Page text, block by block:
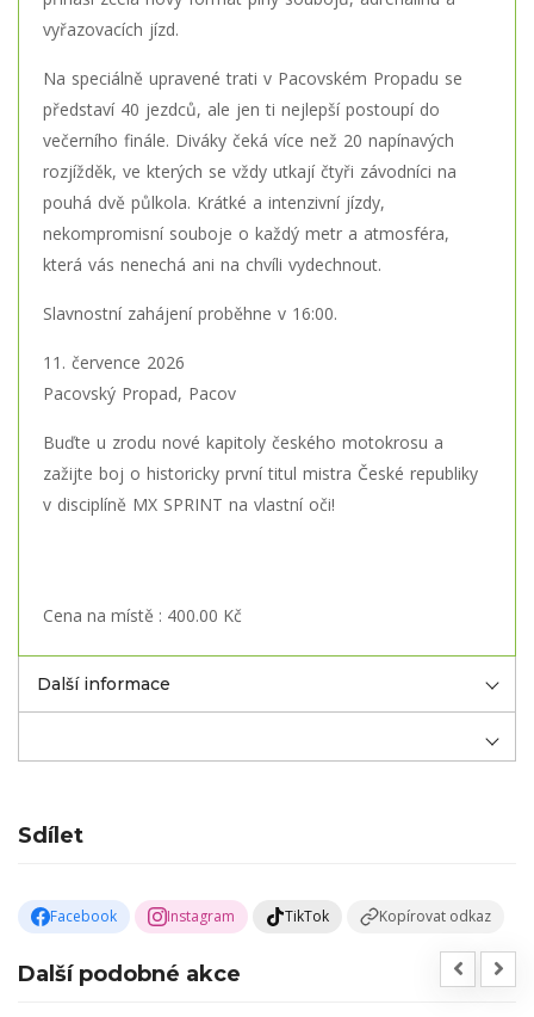
vyřazovacích jízd.
Na speciálně upravené trati v Pacovském Propadu se
představí 40 jezdců, ale jen ti nejlepší postoupí do
večerního finále. Diváky čeká více než 20 napínavých
rozjížděk, ve kterých se vždy utkají čtyři závodníci na
pouhá dvě půlkola. Krátké a intenzivní jízdy,
nekompromisní souboje o každý metr a atmosféra,
která vás nenechá ani na chvíli vydechnout.
Slavnostní zahájení proběhne v 16:00.
11. července 2026
Pacovský Propad, Pacov
Buďte u zrodu nové kapitoly českého motokrosu a
zažijte boj o historicky první titul mistra České republiky
v disciplíně MX SPRINT na vlastní oči!
Cena na místě : 400.00 Kč
Další informace
Sdílet
Facebook Instagram TikTok Kopírovat odkaz
Další podobné akce